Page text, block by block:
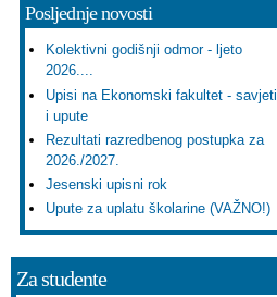
Posljednje novosti
Kolektivni godišnji odmor - ljeto
2026....
Upisi na Ekonomski fakultet - savjeti
i upute
Rezultati razredbenog postupka za
2026./2027.
Jesenski upisni rok
Upute za uplatu školarine (VAŽNO!)
Za studente